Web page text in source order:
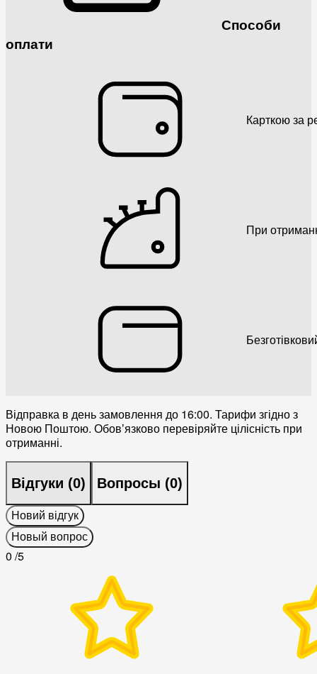
Способи
оплати
Карткою за
При
Відправка в день замовлення до 16:00. Тарифи згідно з
Новою Поштою. Обовʼязково перевіряйте цілісність при
отриманні.
Відгуки (0) Вопросы (0)
Новий відгук
Новый вопрос
0 /5